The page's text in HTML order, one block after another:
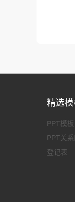
精选模
PPT模板
PPT关系
登记表